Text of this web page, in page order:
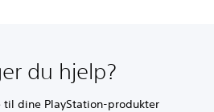
du hjelp?
til dine PlayStation-produkter